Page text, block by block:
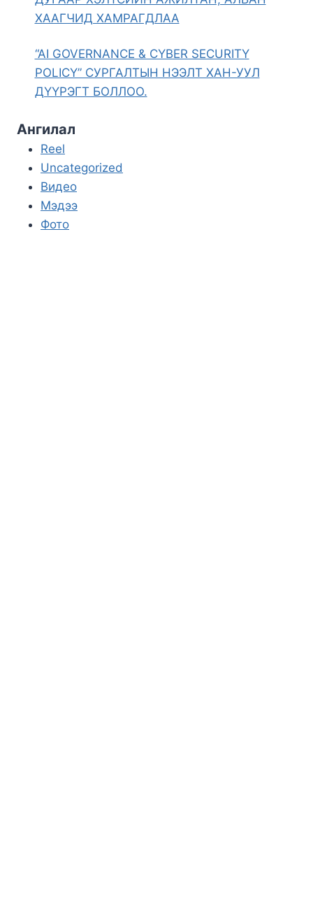
ХААГЧИД ХАМРАГДЛАА
“AI GOVERNANCE & CYBER SECURITY
POLICY” СУРГАЛТЫН НЭЭЛТ ХАН-УУЛ
ДҮҮРЭГТ БОЛЛОО.
Ангилал
Reel
Uncategorized
Видео
Мэдээ
Фото